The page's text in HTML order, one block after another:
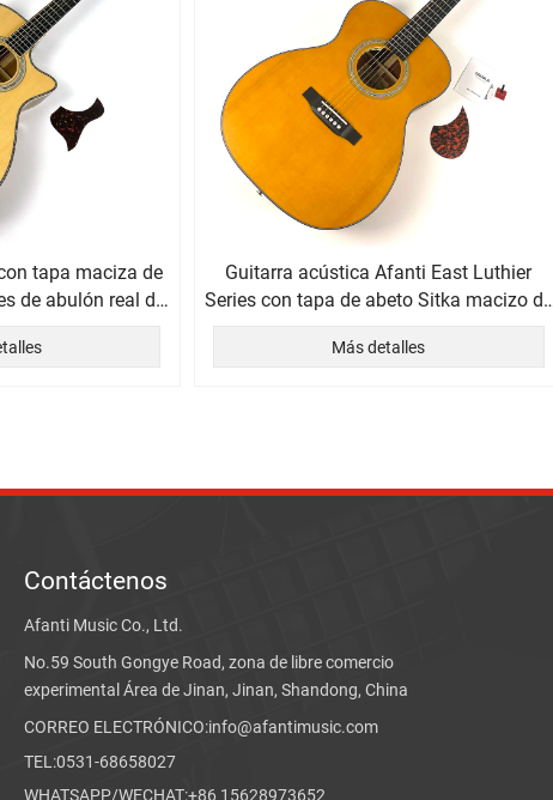
tapa maciza de
de abulón real de
Afanti East
Guitarra acústica Afanti East Luthier
Series con tapa de abeto Sitka macizo de
40" y pastilla
Más detalles
Contáctenos
Afanti Music Co., Ltd.
No.59 South Gongye Road, zona de libre comercio
experimental Área de Jinan, Jinan, Shandong, China
CORREO ELECTRÓNICO:info@afantimusic.com
TEL:0531-68658027
WHATSAPP/WECHAT:+86 15628973652